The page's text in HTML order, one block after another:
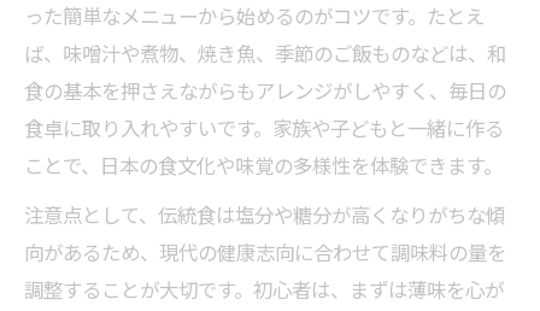
った簡単なメニューから始めるのがコツです。たとえ
ば、味噌汁や煮物、焼き魚、季節のご飯ものなどは、和
食の基本を押さえながらもアレンジがしやすく、毎日の
食卓に取り入れやすいです。家族や子どもと一緒に作る
ことで、日本の食文化や味覚の多様性を体験できます。
注意点として、伝統食は塩分や糖分が高くなりがちな傾
向があるため、現代の健康志向に合わせて調味料の量を
調整することが大切です。初心者は、まずは薄味を心が